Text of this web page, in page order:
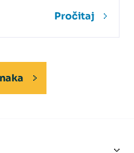
Pročitaj